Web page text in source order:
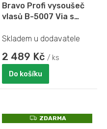
Bravo Profi vysoušeč
vlasů B-5007 Via s
sklopnou rukojetí
Skladem u dodavatele
2 489 Kč / ks
Do košíku
Z
D
ZDARMA